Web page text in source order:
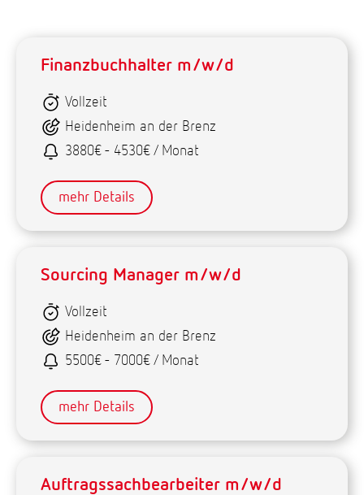
Finanzbuchhalter m/w/d
Vollzeit
Heidenheim an der Brenz
3880€ - 4530€ / Monat
mehr Details
Sourcing Manager m/w/d
Vollzeit
Heidenheim an der Brenz
5500€ - 7000€ / Monat
mehr Details
Auftragssachbearbeiter m/w/d